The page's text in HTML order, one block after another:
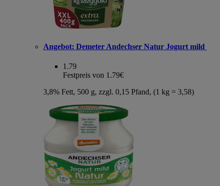
Angebot: Demeter Andechser Natur Jogurt mild
1.79
Festpreis von 1.79€
3,8% Fett, 500 g, zzgl. 0,15 Pfand, (1 kg = 3,58)